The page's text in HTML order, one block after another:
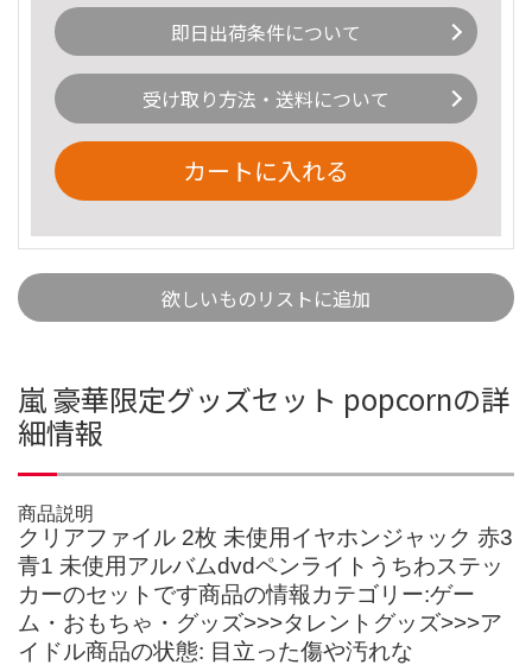
即日出荷条件について
受け取り方法・送料について
カートに入れる
欲しいものリストに追加
嵐 豪華限定グッズセット popcornの詳
細情報
商品説明
クリアファイル 2枚 未使用イヤホンジャック 赤3
青1 未使用アルバムdvdペンライトうちわステッ
カーのセットです商品の情報カテゴリー:ゲー
ム・おもちゃ・グッズ>>>タレントグッズ>>>ア
イドル商品の状態: 目立った傷や汚れな